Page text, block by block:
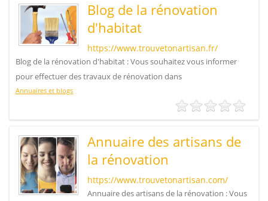
Blog de la rénovation
d'habitat
https://www.trouvetonartisan.fr/
Blog de la rénovation d'habitat : Vous souhaitez vous informer
pour effectuer des travaux de rénovation dans
Annuaires et blogs
Annuaire des artisans de
la rénovation
https://www.trouvetonartisan.com/
Annuaire des artisans de la rénovation : Vous